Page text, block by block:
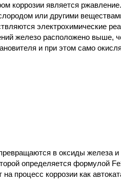
коррозии является
или другими
электрохимические
железо расположено выше,
и при этом само
в оксиды железа и
определяется формулой
процесс коррозии как